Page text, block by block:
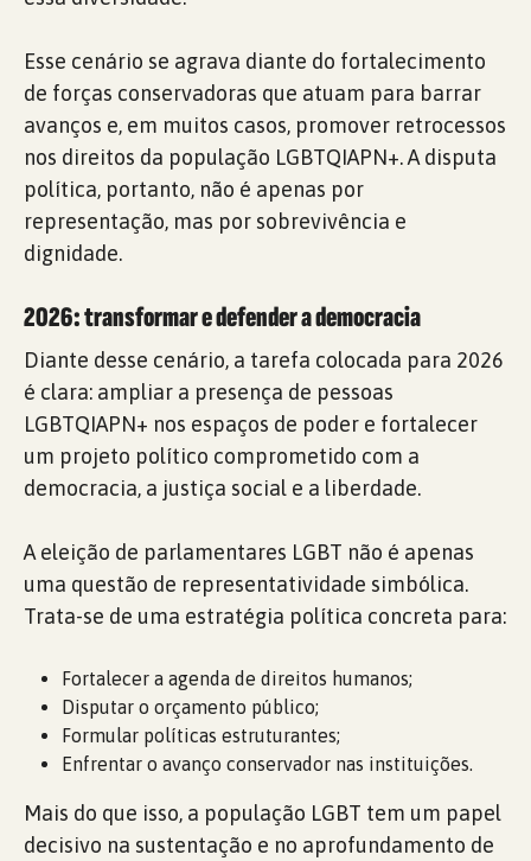
Esse cenário se agrava diante do fortalecimento
de forças conservadoras que atuam para barrar
avanços e, em muitos casos, promover retrocessos
nos direitos da população LGBTQIAPN+. A disputa
política, portanto, não é apenas por
representação, mas por sobrevivência e
dignidade.
2026: transformar e defender a democracia
Diante desse cenário, a tarefa colocada para 2026
é clara: ampliar a presença de pessoas
LGBTQIAPN+ nos espaços de poder e fortalecer
um projeto político comprometido com a
democracia, a justiça social e a liberdade.
A eleição de parlamentares LGBT não é apenas
uma questão de representatividade simbólica.
Trata-se de uma estratégia política concreta para:
Fortalecer a agenda de direitos humanos;
Disputar o orçamento público;
Formular políticas estruturantes;
Enfrentar o avanço conservador nas instituições.
Mais do que isso, a população LGBT tem um papel
decisivo na sustentação e no aprofundamento de